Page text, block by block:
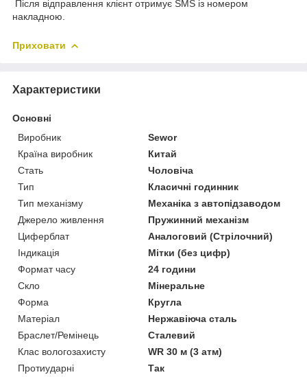
Після відправлення клієнт отримує SMS із номером
накладною.
Приховати
Характеристики
Основні
Виробник
Sewor
Країна виробник
Китай
Стать
Чоловіча
Тип
Класичні годинник
Тип механізму
Механіка з автопідзаводом
Джерело живлення
Пружинний механізм
Циферблат
Аналоговий (Стрілочний)
Індикація
Мітки (без цифр)
Формат часу
24 години
Скло
Мінеральне
Форма
Кругла
Матеріал
Нержавіюча сталь
Браслет/Ремінець
Сталевий
Клас вологозахисту
WR 30 м (3 атм)
Протиударні
Так